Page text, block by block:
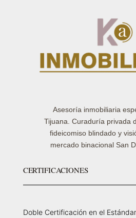
Asesoría inmobiliaria
Tijuana. Curaduría privada
fideicomiso blindado y
mercado binacional San
CERTIFICACIONES
Doble Certificación en el